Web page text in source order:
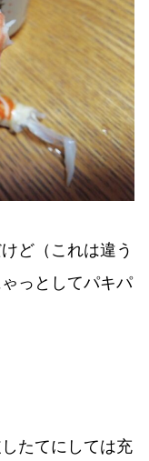
ど（これは違う
っとしてパキパ
たてにしては充